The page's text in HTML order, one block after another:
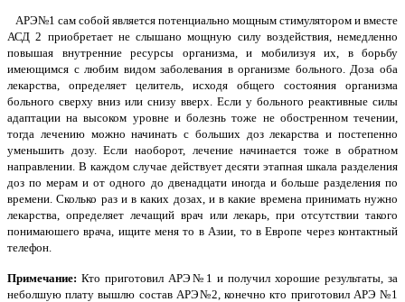
АРЭ№1 сам собой является потенциально мощным стимулятором и вместе
АСД 2 приобретает не слышано мощную силу воздействия, немедленно
повышая внутренние ресурсы организма, и мобилизуя их, в борьбу
имеющимся с любим видом заболевания в организме больного. Доза оба
лекарства, определяет целитель, исходя общего состояния организма
больного сверху вниз или снизу вверх. Если у больного реактивные силы
адаптации на высоком уровне и болезнь тоже не обостренном течении,
тогда лечению можно начинать с больших доз лекарства и постепенно
уменьшить дозу. Если наоборот, лечение начинается тоже в обратном
направлении. В каждом случае действует десяти этапная шкала разделения
доз по мерам и от одного до двенадцати иногда и больше разделения по
времени. Сколько раз и в каких дозах, и в какие времена принимать нужно
лекарства, определяет лечащий врач или лекарь, при отсутствии такого
понимаюшего врача, ищите меня то в Азии, то в Европе через контактный
телефон.
Примечание: Кто приготовил АРЭ№1 и получил хорошие результаты, за
неболшую плату вышлю состав АРЭ№2, конечно кто приготовил АРЭ №1